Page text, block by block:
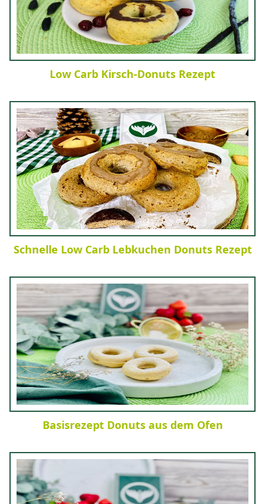
Low Carb Kirsch-Donuts Rezept
Schnelle Low Carb Lebkuchen Donuts Rezept
Basisrezept Donuts aus dem Ofen